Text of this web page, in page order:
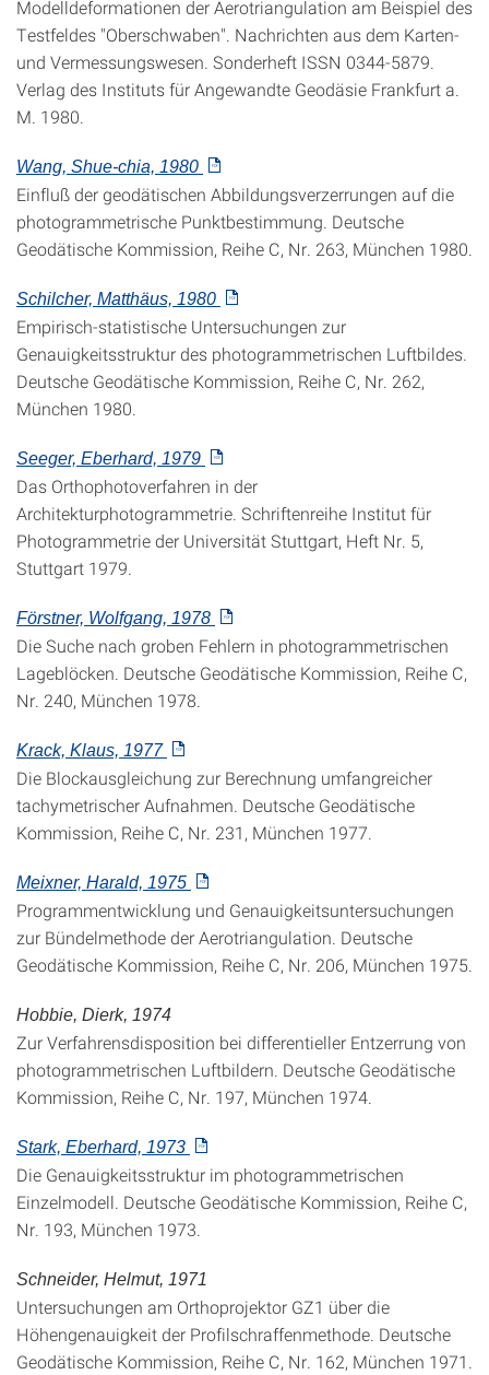
Modelldeformationen der Aerotriangulation am Beispiel des
Testfeldes "Oberschwaben". Nachrichten aus dem Karten-
und Vermessungswesen. Sonderheft ISSN 0344-5879.
Verlag des Instituts für Angewandte Geodäsie Frankfurt a.
M. 1980.
Wang, Shue-chia, 1980
Einfluß der geodätischen Abbildungsverzerrungen auf die
photogrammetrische Punktbestimmung. Deutsche
Geodätische Kommission, Reihe C, Nr. 263, München 1980.
Schilcher, Matthäus, 1980
Empirisch-statistische Untersuchungen zur
Genauigkeitsstruktur des photogrammetrischen Luftbildes.
Deutsche Geodätische Kommission, Reihe C, Nr. 262,
München 1980.
Seeger, Eberhard, 1979
Das Orthophotoverfahren in der
Architekturphotogrammetrie. Schriftenreihe Institut für
Photogrammetrie der Universität Stuttgart, Heft Nr. 5,
Stuttgart 1979.
Förstner, Wolfgang, 1978
Die Suche nach groben Fehlern in photogrammetrischen
Lageblöcken. Deutsche Geodätische Kommission, Reihe C,
Nr. 240, München 1978.
Krack, Klaus, 1977
Die Blockausgleichung zur Berechnung umfangreicher
tachymetrischer Aufnahmen. Deutsche Geodätische
Kommission, Reihe C, Nr. 231, München 1977.
Meixner, Harald, 1975
Programmentwicklung und Genauigkeitsuntersuchungen
zur Bündelmethode der Aerotriangulation. Deutsche
Geodätische Kommission, Reihe C, Nr. 206, München 1975.
Hobbie, Dierk, 1974
Zur Verfahrensdisposition bei differentieller Entzerrung von
photogrammetrischen Luftbildern. Deutsche Geodätische
Kommission, Reihe C, Nr. 197, München 1974.
Stark, Eberhard, 1973
Die Genauigkeitsstruktur im photogrammetrischen
Einzelmodell. Deutsche Geodätische Kommission, Reihe C,
Nr. 193, München 1973.
Schneider, Helmut, 1971
Untersuchungen am Orthoprojektor GZ1 über die
Höhengenauigkeit der Profilschraffenmethode. Deutsche
Geodätische Kommission, Reihe C, Nr. 162, München 1971.